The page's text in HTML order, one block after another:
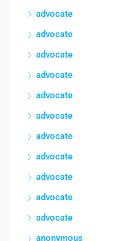
advocate
advocate
advocate
advocate
advocate
advocate
advocate
advocate
advocate
advocate
advocate
anonymous